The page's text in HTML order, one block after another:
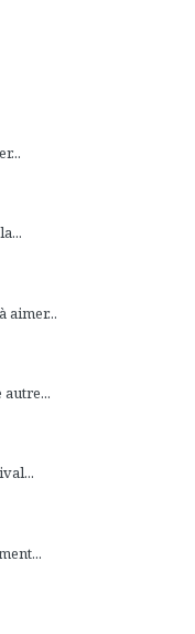
aimer...